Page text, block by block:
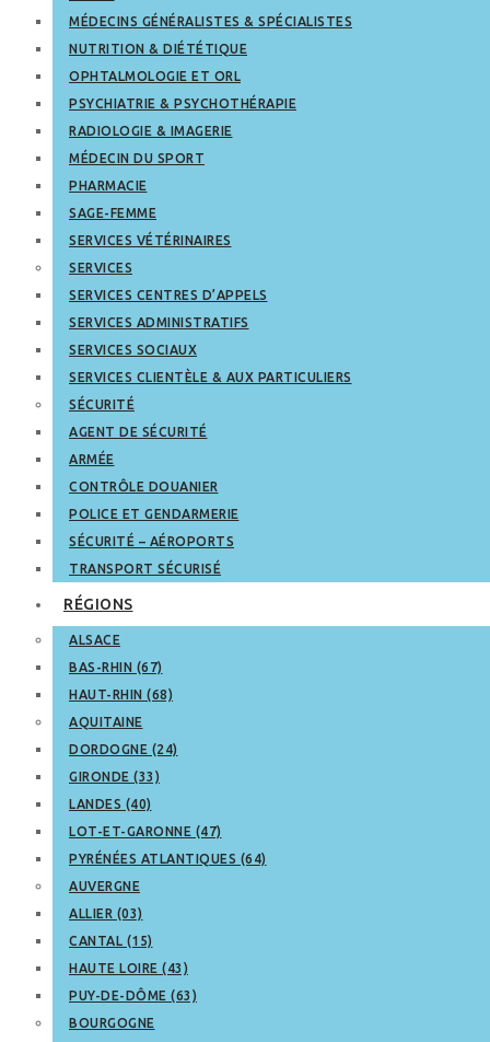
MÉDECINS GÉNÉRALISTES & SPÉCIALISTES
NUTRITION & DIÉTÉTIQUE
OPHTALMOLOGIE ET ORL
PSYCHIATRIE & PSYCHOTHÉRAPIE
RADIOLOGIE & IMAGERIE
MÉDECIN DU SPORT
PHARMACIE
SAGE-FEMME
SERVICES VÉTÉRINAIRES
SERVICES
SERVICES CENTRES D’APPELS
SERVICES ADMINISTRATIFS
SERVICES SOCIAUX
SERVICES CLIENTÈLE & AUX PARTICULIERS
SÉCURITÉ
AGENT DE SÉCURITÉ
ARMÉE
CONTRÔLE DOUANIER
POLICE ET GENDARMERIE
SÉCURITÉ – AÉROPORTS
TRANSPORT SÉCURISÉ
RÉGIONS
ALSACE
BAS-RHIN (67)
HAUT-RHIN (68)
AQUITAINE
DORDOGNE (24)
GIRONDE (33)
LANDES (40)
LOT-ET-GARONNE (47)
PYRÉNÉES ATLANTIQUES (64)
AUVERGNE
ALLIER (03)
CANTAL (15)
HAUTE LOIRE (43)
PUY-DE-DÔME (63)
BOURGOGNE